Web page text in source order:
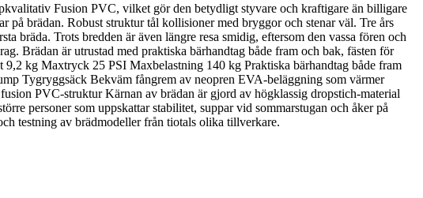
Fusion PVC, vilket gör den betydligt styvare och kraftigare än billigare
på brädan. Robust struktur tål kollisioner med bryggor och stenar väl. Tre års
bräda. Trots bredden är även längre resa smidig, eftersom den vassa fören och
Brädan är utrustad med praktiska bärhandtag både fram och bak, fästen för
kg Maxtryck 25 PSI Maxbelastning 140 kg Praktiska bärhandtag både fram
Tygryggsäck Bekväm fångrem av neopren EVA-beläggning som värmer
PVC-struktur Kärnan av brädan är gjord av högklassig dropstich-material
personer som uppskattar stabilitet, suppar vid sommarstugan och åker på
testning av brädmodeller från tiotals olika tillverkare.